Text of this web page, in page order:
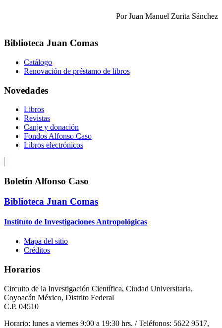
Por Juan Manuel Zurita Sánchez
Biblioteca Juan Comas
Catálogo
Renovación de préstamo de libros
Novedades
Libros
Revistas
Canje y donación
Fondos Alfonso Caso
Libros electrónicos
Boletín Alfonso Caso
Biblioteca Juan Comas
Instituto de Investigaciones Antropológicas
Mapa del sitio
Créditos
Horarios
Circuito de la Investigación Científica, Ciudad Universitaria,
Coyoacán México, Distrito Federal
C.P. 04510
Horario: lunes a viernes 9:00 a 19:30 hrs. / Teléfonos: 5622 9517,